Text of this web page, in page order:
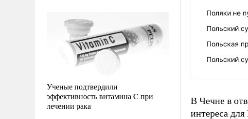
Ученые подтвердили
эффективность витамина C при
лечении рака
Поляки не
Польский
Польская
Польский
В Чечне в
интереса